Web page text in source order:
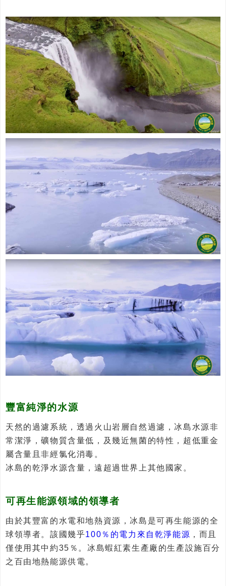
豐富純淨的水源
天然的過濾系統，透過火山岩層自然過濾，冰島水源非
常潔淨，礦物質含量低，及幾近無菌的特性，超低重金
屬含量且非經氯化消毒。
冰島的乾淨水源含量，遠超過世界上其他國家。
可再生能源領域的領導者
由於其豐富的水電和地熱資源，冰島是可再生能源的全
球領導者。該國幾乎100％的電力來自乾淨能源 ，而且
僅使用其中約35％。冰島蝦紅素生產廠的生產設施百分
之百由地熱能源供電。